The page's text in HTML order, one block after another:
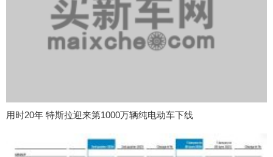
用时20年 特斯拉迎来第1000万辆纯电动车下线